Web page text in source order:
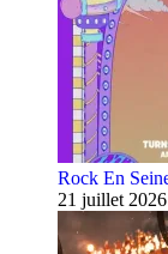
Rock En
21 juillet 2026